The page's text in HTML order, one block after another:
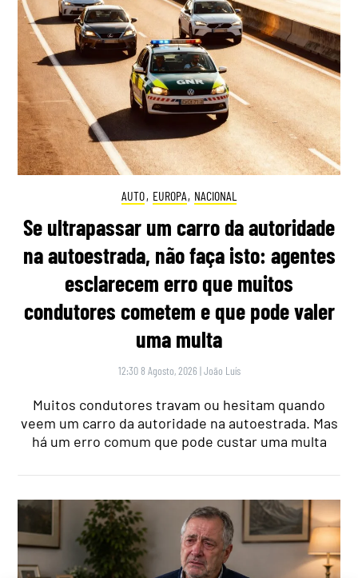
AUTO, EUROPA, NACIONAL
Se ultrapassar um carro da autoridade
na autoestrada, não faça isto: agentes
esclarecem erro que muitos
condutores cometem e que pode valer
uma multa
12:30 8 Agosto, 2026 |João Luís
Muitos condutores travam ou hesitam quando
veem um carro da autoridade na autoestrada. Mas
há um erro comum que pode custar uma multa